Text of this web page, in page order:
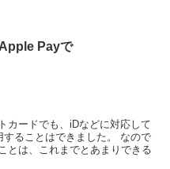
Payで
カードでも、iDなどに対応して
ることはできました。 なので
とは、これまでとあまりできる